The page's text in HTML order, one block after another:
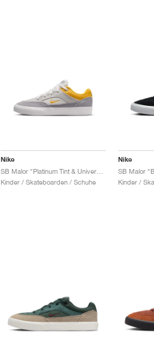
Nike
SB Malor "Platinum Tint & University Gold"
Kinder / Skateboarden / Schuhe
Nike
SB Malor
Kinder /